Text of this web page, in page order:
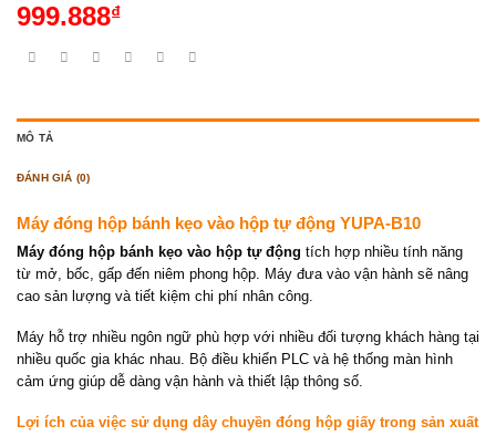
999.888₫
MÔ TẢ
ĐÁNH GIÁ (0)
Máy đóng hộp bánh kẹo vào hộp tự động YUPA-B10
Máy đóng hộp bánh kẹo vào hộp tự động tích hợp nhiều tính năng
từ mở, bốc, gấp đến niêm phong hộp. Máy đưa vào vận hành sẽ nâng
cao sản lượng và tiết kiệm chi phí nhân công.
Máy hỗ trợ nhiều ngôn ngữ phù hợp với nhiều đối tượng khách hàng tại
nhiều quốc gia khác nhau. Bộ điều khiển PLC và hệ thống màn hình
cảm ứng giúp dễ dàng vận hành và thiết lập thông số.
Lợi ích của việc sử dụng dây chuyền đóng hộp giấy trong sản xuất